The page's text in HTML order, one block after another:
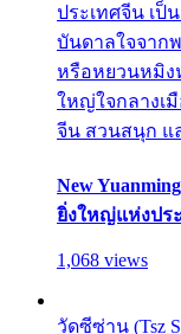
ประเทศจีน เป็
บันดาลใจจากพ
หรือหยวนหมิง
ใหญ่ใจกลางเ
จีน สวนสนุก แ
New
ยิ่งใหญ่แห่งปร
1,068 views
วัดซีซ่าน (Tsz